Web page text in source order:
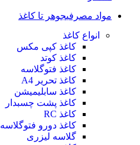
مواد مصرفیجوهر تا کاغذ
انواع کاغذ
کاغذ کپی مکس
کاغذ کوتد
کاغذ فتوگلاسه
کاغذ تحریر A4
کاغذ سابلیمیشن
کاغذ پشت چسبدار
کاغذ RC
کاغذ دورو فتوگلاسه
گلاسه لیزری